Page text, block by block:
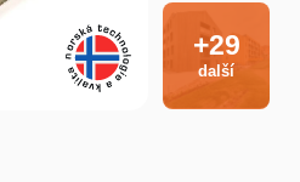
+29
další